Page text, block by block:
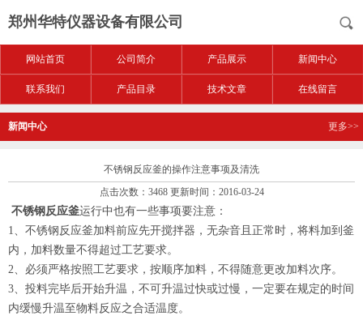
郑州华特仪器设备有限公司
网站首页 公司简介 产品展示 新闻中心
联系我们 产品目录 技术文章 在线留言
新闻中心 更多>>
不锈钢反应釜的操作注意事项及清洗
点击次数：3468 更新时间：2016-03-24
不锈钢反应釜运行中也有一些事项要注意：
1、不锈钢反应釜加料前应先开搅拌器，无杂音且正常时，将料加到釜
内，加料数量不得超过工艺要求。
2、必须严格按照工艺要求，按顺序加料，不得随意更改加料次序。
3、投料完毕后开始升温，不可升温过快或过慢，一定要在规定的时间
内缓慢升温至物料反应之合适温度。